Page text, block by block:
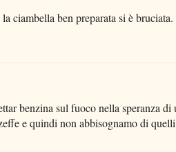
ciambella ben preparata si è bruciata.
benzina sul fuoco nella speranza di
e quindi non abbisognamo di